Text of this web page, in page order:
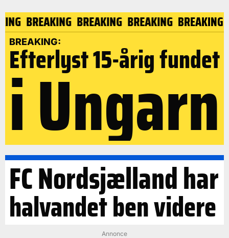
BREAKING BREAKING BREAKING BREAKING
BREAKING:
Efterlyst 15-årig fundet
i Ungarn
FC Nordsjælland har
halvandet ben videre
Annonce